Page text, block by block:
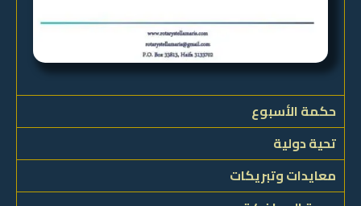
حكمة الأسبوع
تحية دولية
معايدات وتبريكات